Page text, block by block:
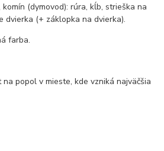
(dymovod): rúra, kĺb, strieška na
dvierka (+ záklopka na dvierka).
farba.
popol v mieste, kde vzniká najväčšia